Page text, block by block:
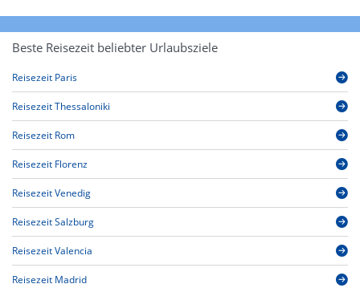
Beste Reisezeit beliebter Urlaubsziele
Reisezeit Paris
Reisezeit Thessaloniki
Reisezeit Rom
Reisezeit Florenz
Reisezeit Venedig
Reisezeit Salzburg
Reisezeit Valencia
Reisezeit Madrid